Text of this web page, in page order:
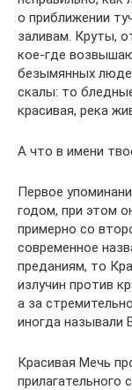
о приближении
заливам. Круты,
кое-где
безымянных
скалы: то
красивая, река
А что в имени
Первое
годом, при этом
примерно со
современное
преданиям, то
излучин против
а за
иногда называли
Красивая Мечь
прилагательного